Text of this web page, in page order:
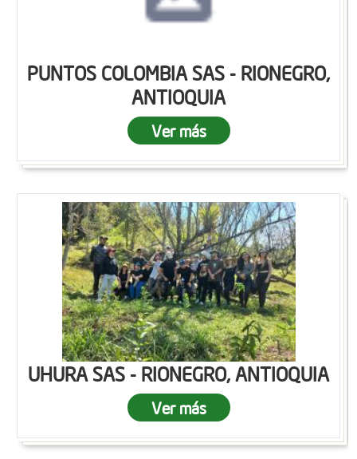
PUNTOS COLOMBIA SAS - RIONEGRO,
ANTIOQUIA
Ver más
UHURA SAS - RIONEGRO, ANTIOQUIA
Ver más